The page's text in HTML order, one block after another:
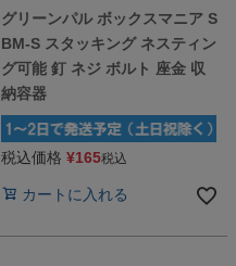
グリーンパル ボックスマニア S
BM-S スタッキング ネスティン
グ可能 釘 ネジ ボルト 座金 収
納容器
税込価格 ¥165税込
カートに入れる